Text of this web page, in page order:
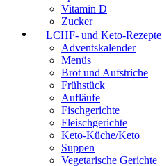
Vitamin D
Zucker
LCHF- und Keto-Rezepte
Adventskalender
Menüs
Brot und Aufstriche
Frühstück
Aufläufe
Fischgerichte
Fleischgerichte
Keto-Küche/Keto
Suppen
Vegetarische Gerichte